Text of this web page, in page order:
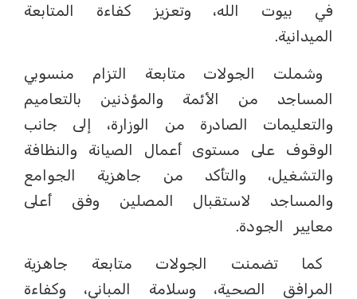
في بيوت الله، وتعزيز كفاءة المتابعة
الميدانية.
وشملت الجولات متابعة التزام منسوبي
المساجد من الأئمة والمؤذنين بالتعاميم
والتعليمات الصادرة من الوزارة، إلى جانب
الوقوف على مستوى أعمال الصيانة والنظافة
والتشغيل، والتأكد من جاهزية الجوامع
والمساجد لاستقبال المصلين وفق أعلى
معايير الجودة.
كما تضمنت الجولات متابعة جاهزية
المرافق الصحية، وسلامة المباني، وكفاءة